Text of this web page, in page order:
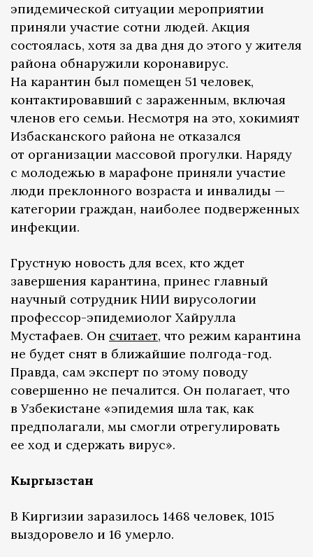
эпидемической ситуации мероприятии
приняли участие сотни людей. Акция
состоялась, хотя за два дня до этого у жителя
района обнаружили коронавирус.
На карантин был помещен 51 человек,
контактировавший с зараженным, включая
членов его семьи. Несмотря на это, хокимият
Избасканского района не отказался
от организации массовой прогулки. Наряду
с молодежью в марафоне приняли участие
люди преклонного возраста и инвалиды —
категории граждан, наиболее подверженных
инфекции.
Грустную новость для всех, кто ждет
завершения карантина, принес главный
научный сотрудник НИИ вирусологии
профессор-эпидемиолог Хайрулла
Мустафаев. Он считает, что режим карантина
не будет снят в ближайшие полгода-год.
Правда, сам эксперт по этому поводу
совершенно не печалится. Он полагает, что
в Узбекистане «эпидемия шла так, как
предполагали, мы смогли отрегулировать
ее ход и сдержать вирус».
Кыргызстан
В Киргизии заразилось 1468 человек, 1015
выздоровело и 16 умерло.